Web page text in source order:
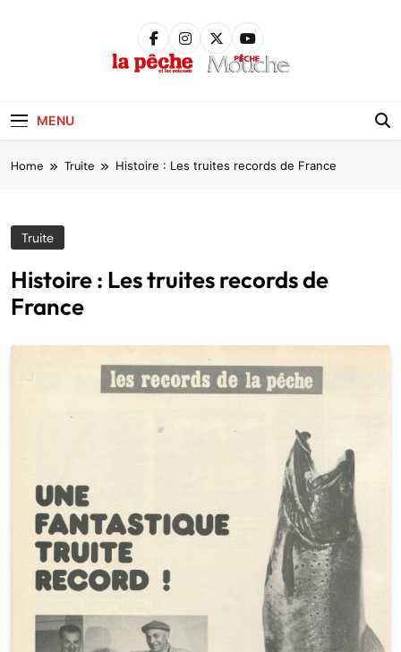
MENU
Home Truite Histoire : Les truites records de France
Truite
Histoire : Les truites records de
France